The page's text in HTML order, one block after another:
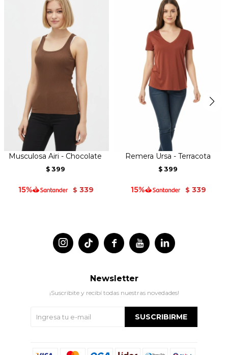
Musculosa Airi - Chocolate
$ 399
$ 339
Remera Ursa - Terracota
$ 399
$ 339
 
 
Newsletter
¡Suscribite y recibí todas nuestras novedades!
SUSCRIBIRME